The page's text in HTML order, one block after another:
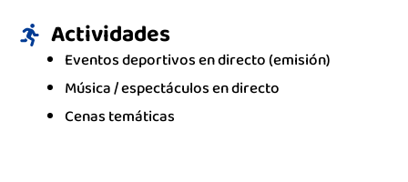
Actividades
Eventos deportivos en directo (emisión)
Música / espectáculos en directo
Cenas temáticas